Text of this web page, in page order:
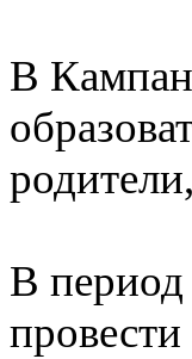
В
В период